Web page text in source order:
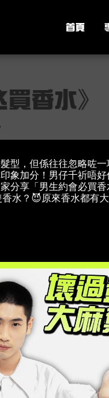
首頁
香水》
型，但係往往忽略咗
象加分！男仔千祈唔
分享「男生約會必買
水？😈原來香水都有